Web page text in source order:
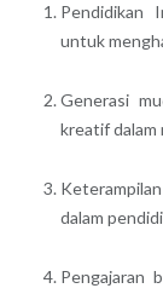
Pendidikan
untuk
Generasi
kreatif dalam
dalam
Pengajaran